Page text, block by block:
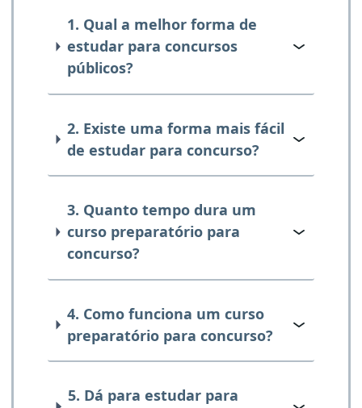
1. Qual a melhor forma de
estudar para concursos
públicos?
2. Existe uma forma mais fácil
de estudar para concurso?
3. Quanto tempo dura um
curso preparatório para
concurso?
4. Como funciona um curso
preparatório para concurso?
5. Dá para estudar para